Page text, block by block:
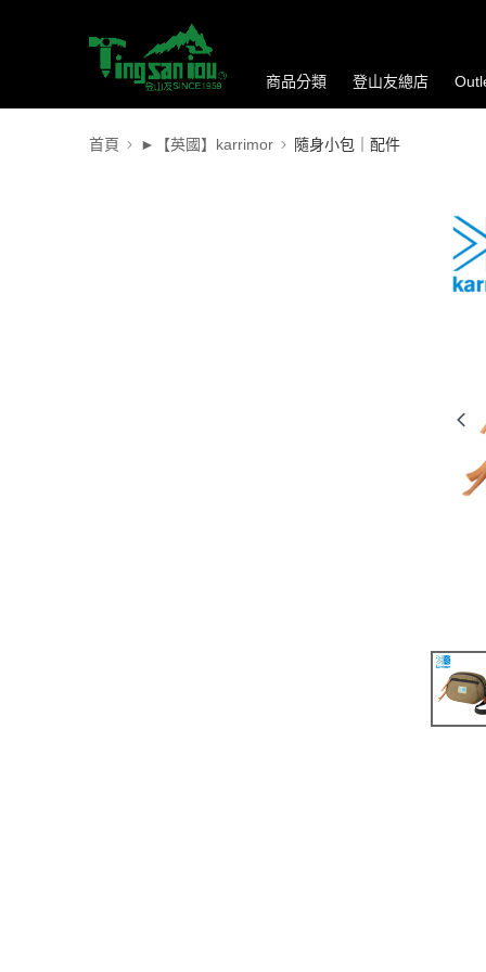
商品分類 登山友總店
首頁 ►【英國】karrimor 隨身小包｜配件